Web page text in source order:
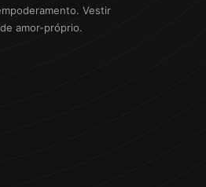
Vestir
amor-próprio.